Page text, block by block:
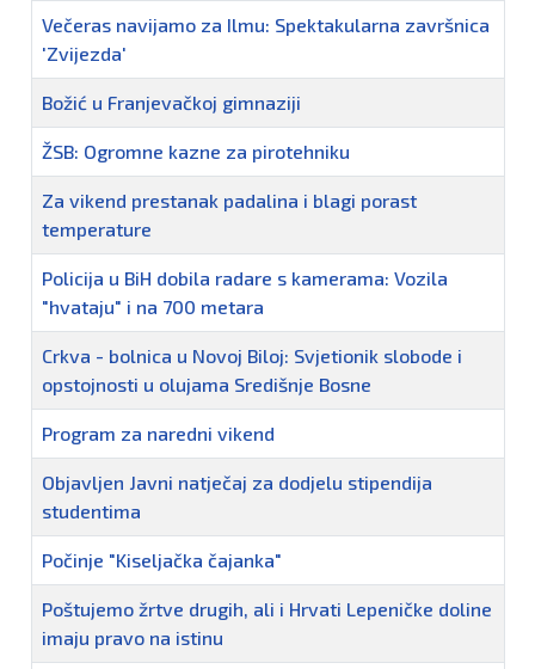
Večeras navijamo za Ilmu: Spektakularna završnica
'Zvijezda'
Božić u Franjevačkoj gimnaziji
ŽSB: Ogromne kazne za pirotehniku
Za vikend prestanak padalina i blagi porast
temperature
Policija u BiH dobila radare s kamerama: Vozila
"hvataju" i na 700 metara
Crkva - bolnica u Novoj Biloj: Svjetionik slobode i
opstojnosti u olujama Središnje Bosne
Program za naredni vikend
Objavljen Javni natječaj za dodjelu stipendija
studentima
Počinje "Kiseljačka čajanka"
Poštujemo žrtve drugih, ali i Hrvati Lepeničke doline
imaju pravo na istinu